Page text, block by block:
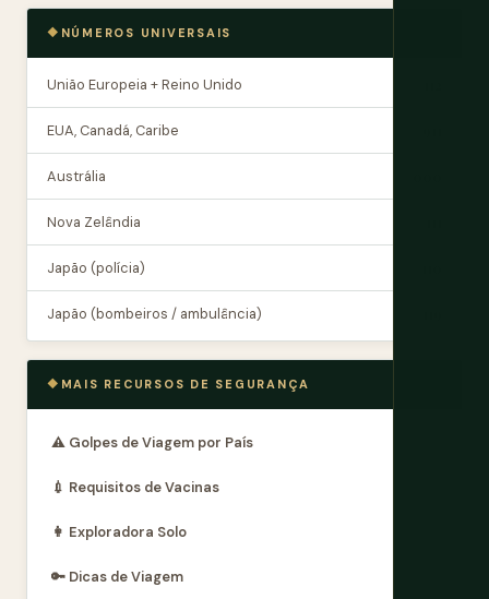
NÚMEROS UNIVERSAIS
União Europeia + Reino Unido
EUA, Canadá, Caribe
Austrália
Nova Zelândia
Japão (polícia)
Japão (bombeiros / ambulância)
MAIS RECURSOS DE SEGURANÇA
⚠️ Golpes de Viagem por País
💉 Requisitos de Vacinas
👩 Exploradora Solo
🔑 Dicas de Viagem